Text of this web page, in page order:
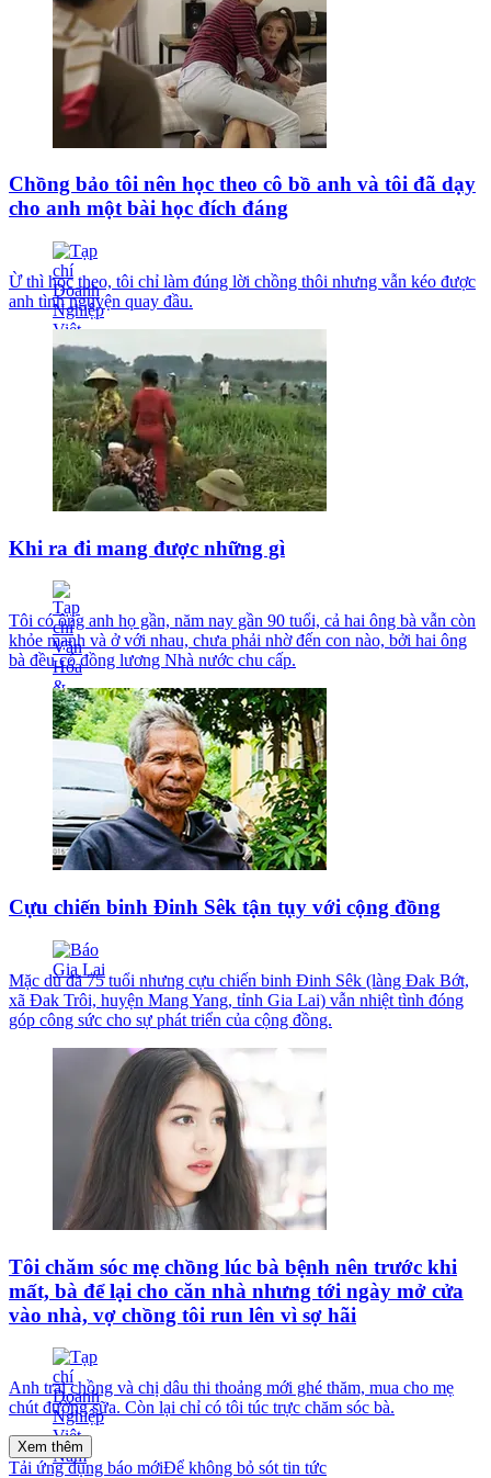
Chồng bảo tôi nên học theo cô bồ anh và tôi đã dạy
cho anh một bài học đích đáng
Ừ thì học theo, tôi chỉ làm đúng lời chồng thôi nhưng vẫn kéo được
anh tình nguyện quay đầu.
Khi ra đi mang được những gì
Tôi có ông anh họ gần, năm nay gần 90 tuổi, cả hai ông bà vẫn còn
khỏe mạnh và ở với nhau, chưa phải nhờ đến con nào, bởi hai ông
bà đều có đồng lương Nhà nước chu cấp.
Cựu chiến binh Đinh Sêk tận tụy với cộng đồng
Mặc dù đã 75 tuổi nhưng cựu chiến binh Đinh Sêk (làng Đak Bớt,
xã Đak Trôi, huyện Mang Yang, tỉnh Gia Lai) vẫn nhiệt tình đóng
góp công sức cho sự phát triển của cộng đồng.
Tôi chăm sóc mẹ chồng lúc bà bệnh nên trước khi
mất, bà để lại cho căn nhà nhưng tới ngày mở cửa
vào nhà, vợ chồng tôi run lên vì sợ hãi
Anh trai chồng và chị dâu thi thoảng mới ghé thăm, mua cho mẹ
chút đường sữa. Còn lại chỉ có tôi túc trực chăm sóc bà.
Xem thêm
Tải ứng dụng báo mớiĐể không bỏ sót tin tức